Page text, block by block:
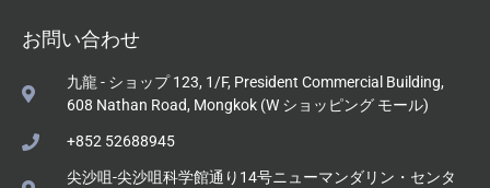
お問い合わせ
九龍 - ショップ 123, 1/F, President Commercial Building,
608 Nathan Road, Mongkok (W ショッピング モール)
+852 52688945
尖沙咀-尖沙咀科学館通り14号ニューマンダリン・センタ